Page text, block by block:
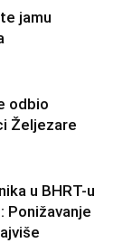
jamu
odbio
Željezare
u BHRT-u
Ponižavanje